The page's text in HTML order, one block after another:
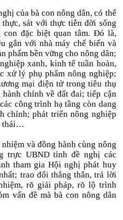
của bà con nông dân, có thể
sát với thực tiễn đời sống
con đặc biệt quan tâm. Đó là,
gắn với nhà máy chế biến và
phẩm bền vững cho nông dân;
xanh, kinh tế tuần hoàn,
xử lý phụ phẩm nông nghiệp;
mại điện tử trong tiêu thụ
chính về đất đai; tiếp cận
công trình hạ tầng còn dang
chính; phát triển nông nghiệp
thái…
và đồng hành cùng nông
trực UBND tỉnh đề nghị các
tham gia Hội nghị phát huy
trao đổi thẳng thắn, trả lời
rõ giải pháp, rõ lộ trình
vấn đề mà bà con nông dân